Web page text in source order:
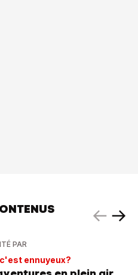
PAR
ennuyeux?